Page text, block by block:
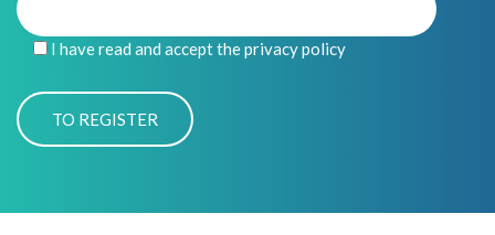
I have read and accept the privacy policy